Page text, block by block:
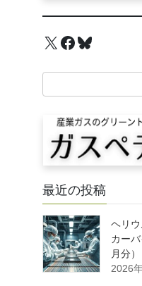
X Facebook
Bluesky
最近の投稿
ヘリ
カー
月分）
2026